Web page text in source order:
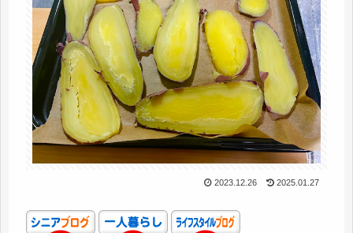
2023.12.26 2025.01.27